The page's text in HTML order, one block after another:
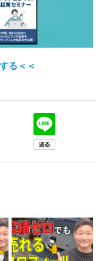
る＜＜